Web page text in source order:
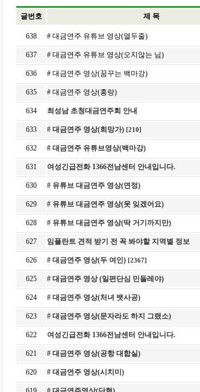
글번호 제 목
638 # 대금연주 유튜브 영상(열두줄)
637 # 대금연주 유튜브 영상(오지않는 님)
636 # 대금연주 영상(꿈꾸는 백마강)
635 # 대금연주 영상(홍랑)
634 최성남 초청대금연주회 안내
633 # 대금연주 영상(희망가) [210]
632 # 대금연주 유튜브영상(백마강)
631 여성긴급전화 1366전남센터 안내입니다.
630 # 유튜브 대금연주 영상(연정)
629 # 유튜브 대금연주 영상(못 잊겠어요)
628 # 유튜브 대금연주 영상(딱 거기까지만)
627 임플란트 견적 받기 전 꼭 봐야할 지역별 정보
626 # 대금연주 영상(두 여인) [2367]
625 # 대금연주 영상 (일편단심 민들레야)
624 # 대금연주 영상(처녀 뱃사공)
623 # 대금연주 영상(문자라도 하지 그랬소)
622 여성긴급전화 1366전남센터 안내입니다.
621 # 대금연주 영상(공항 대합실)
620 # 대금연주 영상(시치미)